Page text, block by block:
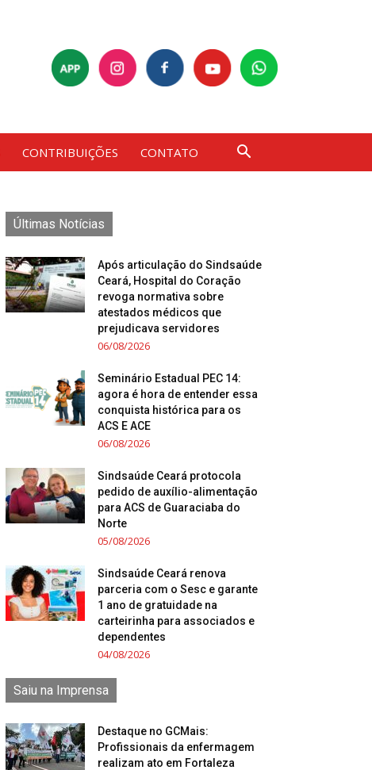
CONTRIBUIÇÕES CONTATO
Últimas Notícias
Após articulação do Sindsaúde
Ceará, Hospital do Coração
revoga normativa sobre
atestados médicos que
prejudicava servidores
06/08/2026
Seminário Estadual PEC 14:
agora é hora de entender essa
conquista histórica para os
ACS E ACE
06/08/2026
Sindsaúde Ceará protocola
pedido de auxílio-alimentação
para ACS de Guaraciaba do
Norte
05/08/2026
Sindsaúde Ceará renova
parceria com o Sesc e garante
1 ano de gratuidade na
carteirinha para associados e
dependentes
04/08/2026
Saiu na Imprensa
Destaque no GCMais:
Profissionais da enfermagem
realizam ato em Fortaleza